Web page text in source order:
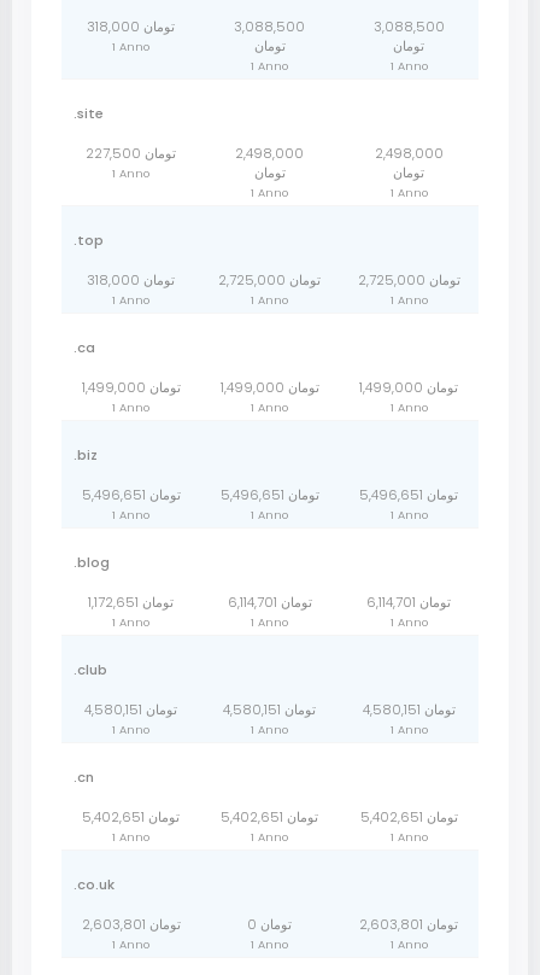
318,000 تومان
1 Anno
3,088,500
تومان
1 Anno
3,088,500
تومان
1 Anno
.site
227,500 تومان
1 Anno
2,498,000
تومان
1 Anno
2,498,000
تومان
1 Anno
.top
318,000 تومان
1 Anno
2,725,000 تومان
1 Anno
2,725,000 تومان
1 Anno
.ca
1,499,000 تومان
1 Anno
1,499,000 تومان
1 Anno
1,499,000 تومان
1 Anno
.biz
5,496,651 تومان
1 Anno
5,496,651 تومان
1 Anno
5,496,651 تومان
1 Anno
.blog
1,172,651 تومان
1 Anno
6,114,701 تومان
1 Anno
6,114,701 تومان
1 Anno
.club
4,580,151 تومان
1 Anno
4,580,151 تومان
1 Anno
4,580,151 تومان
1 Anno
.cn
5,402,651 تومان
1 Anno
5,402,651 تومان
1 Anno
5,402,651 تومان
1 Anno
.co.uk
2,603,801 تومان
1 Anno
0 تومان
1 Anno
2,603,801 تومان
1 Anno